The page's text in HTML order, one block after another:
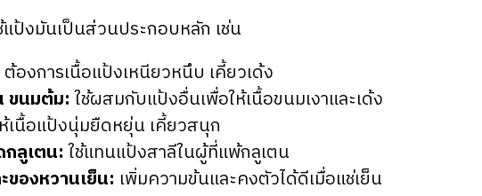
ป้งมันเป็นส่วนประกอบหลัก เช่น
ต้องการเนื้อแป้งเหนียวหนึบ เคี้ยวเด้ง
ขนมต้ม:ใช้ผสมกับแป้งอื่นเพื่อให้เนื้อขนมเงาและเด้ง
เนื้อแป้งนุ่มยืดหยุ่น เคี้ยวสนุก
กลูเตน:ใช้แทนแป้งสาลีในผู้ที่แพ้กลูเตน
องหวานเย็น: เพิ่มความข้นและคงตัวได้ดีเมื่อแช่เย็น